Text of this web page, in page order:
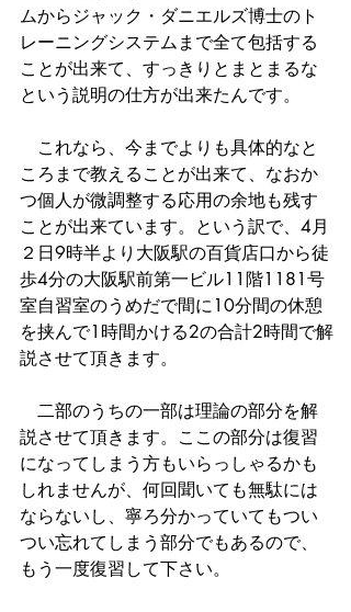
ムからジャック・ダニエルズ博士のト
レーニングシステムまで全て包括する
ことが出来て、すっきりとまとまるな
という説明の仕方が出来たんです。
これなら、今までよりも具体的なと
ころまで教えることが出来て、なおか
つ個人が微調整する応用の余地も残す
ことが出来ています。という訳で、4月
２日9時半より大阪駅の百貨店口から徒
歩4分の大阪駅前第一ビル11階1181号
室自習室のうめだで間に10分間の休憩
を挟んで1時間かける2の合計2時間で解
説させて頂きます。
二部のうちの一部は理論の部分を解
説させて頂きます。ここの部分は復習
になってしまう方もいらっしゃるかも
しれませんが、何回聞いても無駄には
ならないし、寧ろ分かっていてもつい
つい忘れてしまう部分でもあるので、
もう一度復習して下さい。